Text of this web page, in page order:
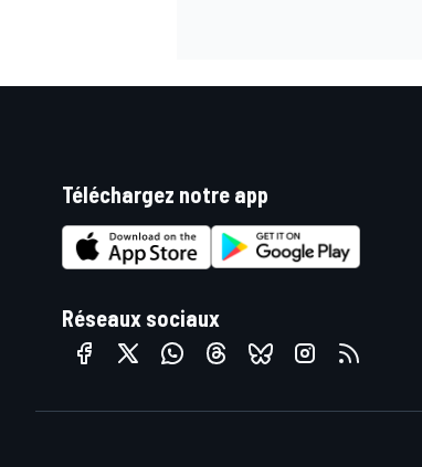
Téléchargez notre app
Réseaux sociaux